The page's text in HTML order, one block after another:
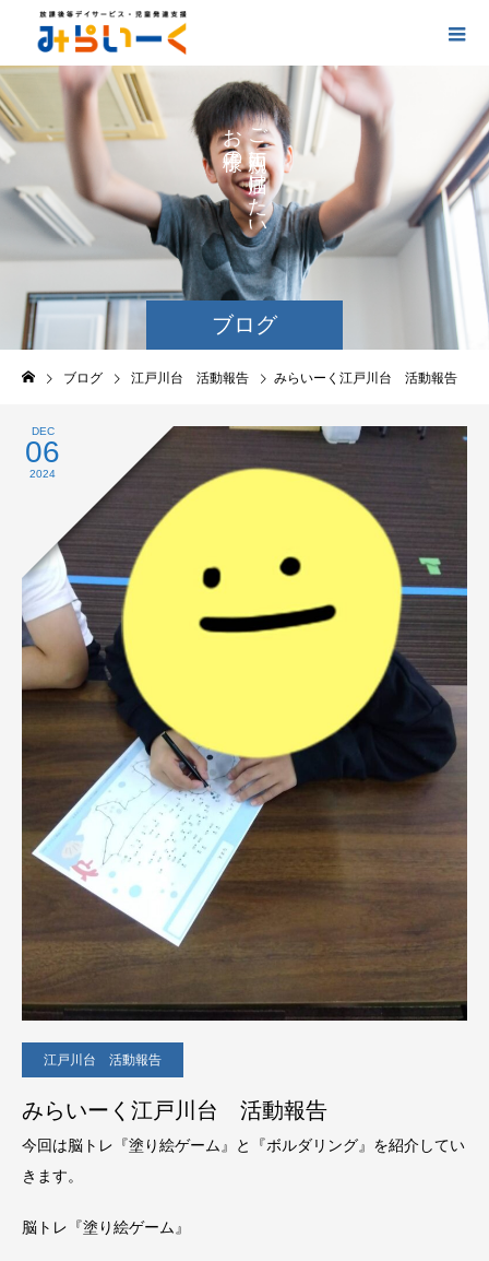
ブログ
ご
に
け
た
い
お
の
の
ブログ 江戸川台 活動報告 みらいーく江戸川台 活動報告
DEC
06
2024
江戸川台 活動報告
みらいーく江戸川台 活動報告
今回は脳トレ『塗り絵ゲーム』と『ボルダリング』を紹介してい
きます。
脳トレ『塗り絵ゲーム』